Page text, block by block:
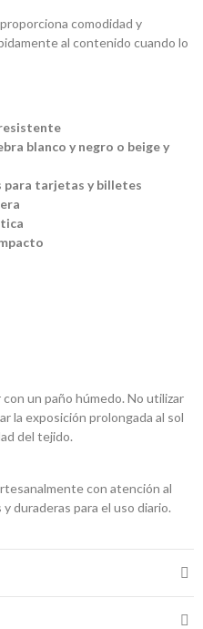
proporciona comodidad y
al contenido cuando lo
blanco y negro o beige y
tarjetas y billetes
con un paño húmedo. No utilizar
la exposición prolongada al sol
del tejido.
con atención al
duraderas para el uso diario.